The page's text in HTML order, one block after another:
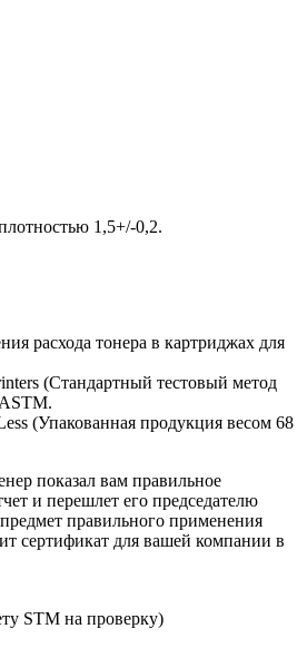
1,5+/-0,2.
расхода тонера в картриджах для
(Стандартный тестовый метод
(Упакованная продукция весом 68
показал вам правильное
и перешлет его председателю
правильного применения
сертификат для вашей компании в
STM на проверку)